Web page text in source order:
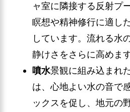
ャ室に隣接する反射プ
瞑想や精神修行に適し
しています。流れる水
静けさをさらに高めます
噴水景観に組み込まれ
は、心地よい水の音で
ックスを促し、地元の